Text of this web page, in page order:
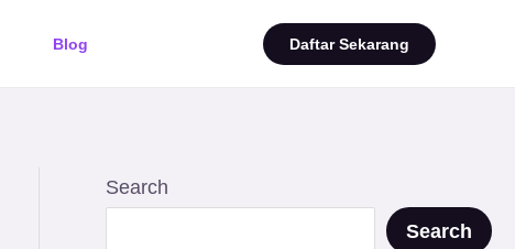
Blog Daftar Sekarang
Search
Search